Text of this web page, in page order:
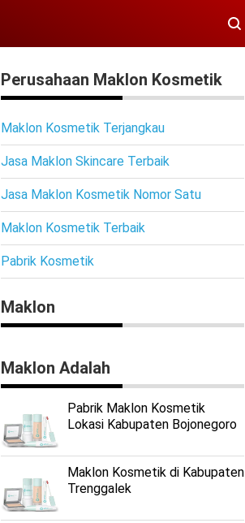
Perusahaan Maklon Kosmetik
Maklon Kosmetik Terjangkau
Jasa Maklon Skincare Terbaik
Jasa Maklon Kosmetik Nomor Satu
Maklon Kosmetik Terbaik
Pabrik Kosmetik
Maklon
Maklon Adalah
Pabrik Maklon Kosmetik
Lokasi Kabupaten Bojonegoro
Maklon Kosmetik di Kabupaten
Trenggalek